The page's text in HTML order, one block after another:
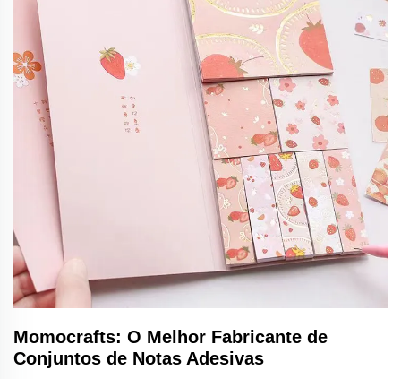
Momocrafts: O Melhor Fabricante de
Conjuntos de Notas Adesivas